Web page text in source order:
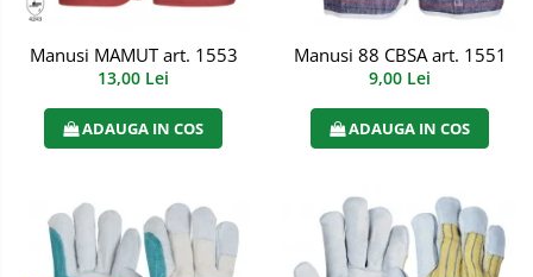
Manusi MAMUT art. 1553
13,00 Lei
ADAUGA IN COS
Manusi 88 CBSA art. 1551
9,00 Lei
ADAUGA IN COS